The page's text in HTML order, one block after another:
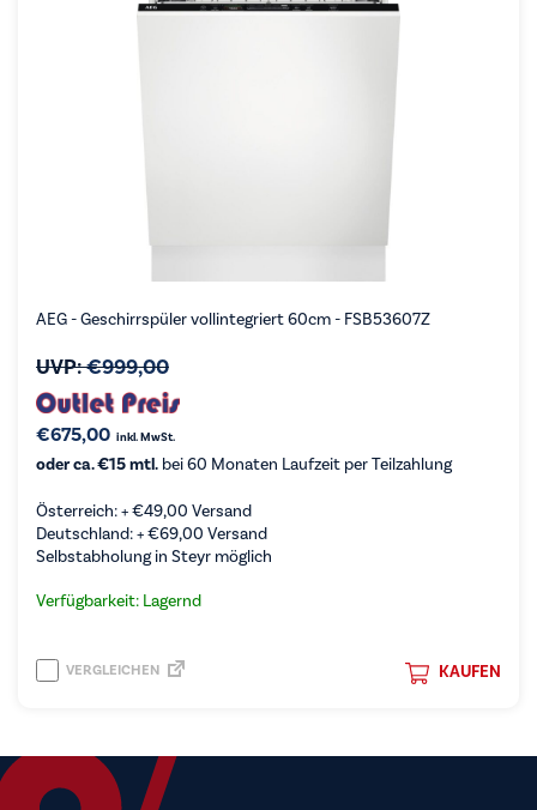
AEG - Geschirrspüler vollintegriert 60cm - FSB53607Z
UVP:€999,00
€675,00 inkl. MwSt.
oder ca. €15 mtl. bei 60 Monaten Laufzeit per Teilzahlung
Österreich: +€49,00 Versand
Deutschland: +€69,00 Versand
Selbstabholung in Steyr möglich
Verfügbarkeit: Lagernd
KAUFEN
VERGLEICHEN